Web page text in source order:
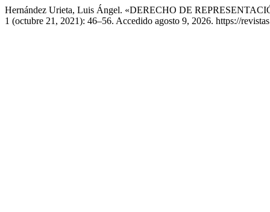
Hernández Urieta, Luis Ángel. «DERECHO DE
1 (octubre 21, 2021): 46–56. Accedido agosto 9, 2026. https://